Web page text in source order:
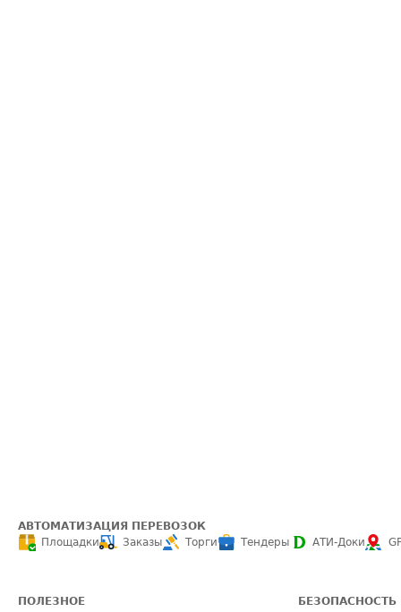
АВТОМАТИЗАЦИЯ ПЕРЕВОЗОК
Площадки
Заказы Торги Тендеры АТИ-Доки
ПОЛЕЗНОЕ БЕЗОПАСНОСТЬ